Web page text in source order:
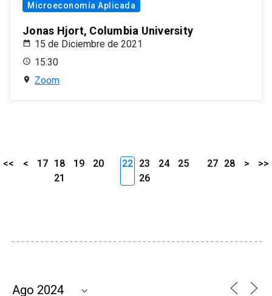
Microeconomía Aplicada
Jonas Hjort, Columbia University
15 de Diciembre de 2021
15:30
Zoom
<< < 17 18 19
20
21
22 23 24
25
26
27 28 > >>